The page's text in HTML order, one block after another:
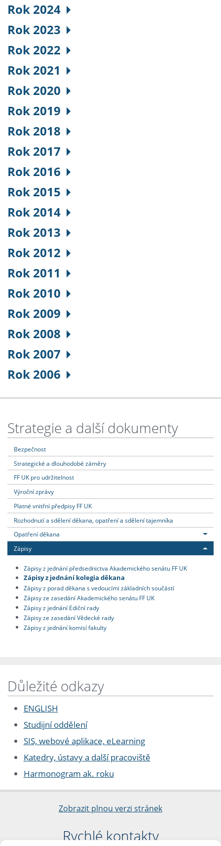
Rok 2024
Rok 2023
Rok 2022
Rok 2021
Rok 2020
Rok 2019
Rok 2018
Rok 2017
Rok 2016
Rok 2015
Rok 2014
Rok 2013
Rok 2012
Rok 2011
Rok 2010
Rok 2009
Rok 2008
Rok 2007
Rok 2006
Strategie a další dokumenty
Bezpečnost
Strategické a dlouhodobé záměry
FF UK pro udržitelnost
Výroční zprávy
Platné vnitřní předpisy FF UK
Rozhodnutí a sdělení děkana, opatření a sdělení tajemníka
Opatření děkana
Zápisy
Zápisy z jednání předsednictva Akademického senátu FF UK
Zápisy z jednání kolegia děkana
Zápisy z porad děkana s vedoucími základních součástí
Zápisy ze zasedání Akademického senátu FF UK
Zápisy z jednání Ediční rady
Zápisy ze zasedání Vědecké rady
Zápisy z jednání komisí fakulty
Důležité odkazy
ENGLISH
Studijní oddělení
SIS, webové aplikace, eLearning
Katedry, ústavy a další pracoviště
Harmonogram ak. roku
Zobrazit plnou verzi stránek
Rychlé kontakty